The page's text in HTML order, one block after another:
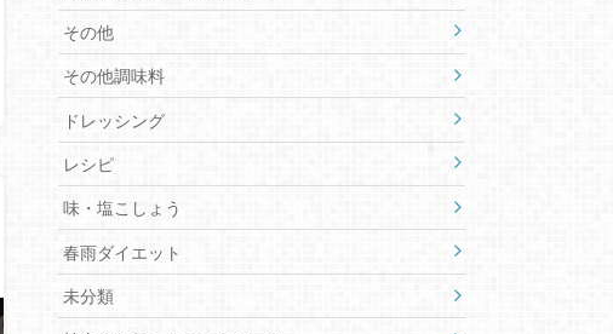
その他
その他調味料
ドレッシング
レシピ
味・塩こしょう
春雨ダイエット
未分類